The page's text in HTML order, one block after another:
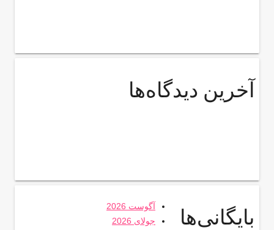
آخرین دیدگاه‌ها
بایگانی‌ها
آگوست 2026
جولای 2026